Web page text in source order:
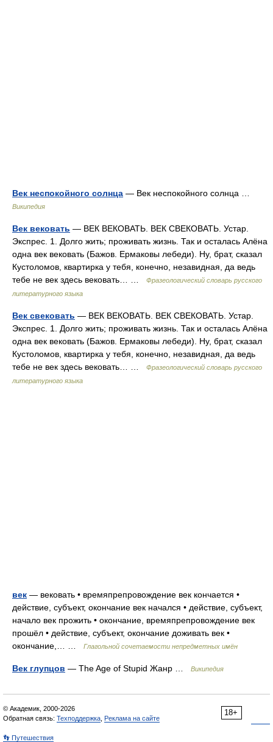
Век неспокойного солнца — Век неспокойного солнца …
Википедия
Век вековать — ВЕК ВЕКОВАТЬ. ВЕК СВЕКОВАТЬ. Устар.
Экспрес. 1. Долго жить; проживать жизнь. Так и осталась Алёна
одна век вековать (Бажов. Ермаковы лебеди). Ну, брат, сказал
Кустоломов, квартирка у тебя, конечно, незавидная, да ведь
тебе не век здесь вековать… …
Фразеологический словарь русского
литературного языка
Век свековать — ВЕК ВЕКОВАТЬ. ВЕК СВЕКОВАТЬ. Устар.
Экспрес. 1. Долго жить; проживать жизнь. Так и осталась Алёна
одна век вековать (Бажов. Ермаковы лебеди). Ну, брат, сказал
Кустоломов, квартирка у тебя, конечно, незавидная, да ведь
тебе не век здесь вековать… …
Фразеологический словарь русского
литературного языка
век — вековать • времяпрепровождение век кончается •
действие, субъект, окончание век начался • действие, субъект,
начало век прожить • окончание, времяпрепровождение век
прошёл • действие, субъект, окончание доживать век •
окончание,… …
Глагольной сочетаемости непредметных имён
Век глупцов — The Age of Stupid Жанр … Википедия
18+
© Академик, 2000-2026
Обратная связь: Техподдержка Реклама на сайте
👣 Путешествия